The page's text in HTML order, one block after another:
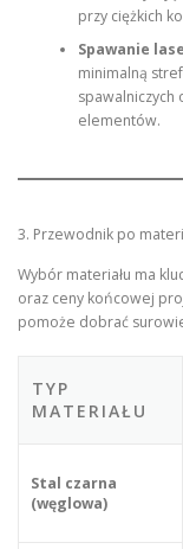
przy ciężkich
Spawanie
minimalną
spawalniczych
elementów.
3. Przewodnik po
Wybór materiału ma
oraz ceny końcowej
pomoże dobrać
TYP
MATERIAŁU
Stal czarna
(węglowa)